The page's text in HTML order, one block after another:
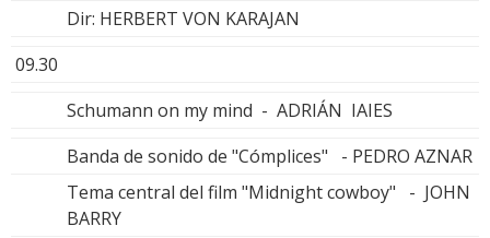
Dir: HERBERT VON KARAJAN
09.30
Schumann on my mind - ADRIÁN IAIES
Banda de sonido de "Cómplices" - PEDRO AZNAR
Tema central del film "Midnight cowboy" - JOHN
BARRY